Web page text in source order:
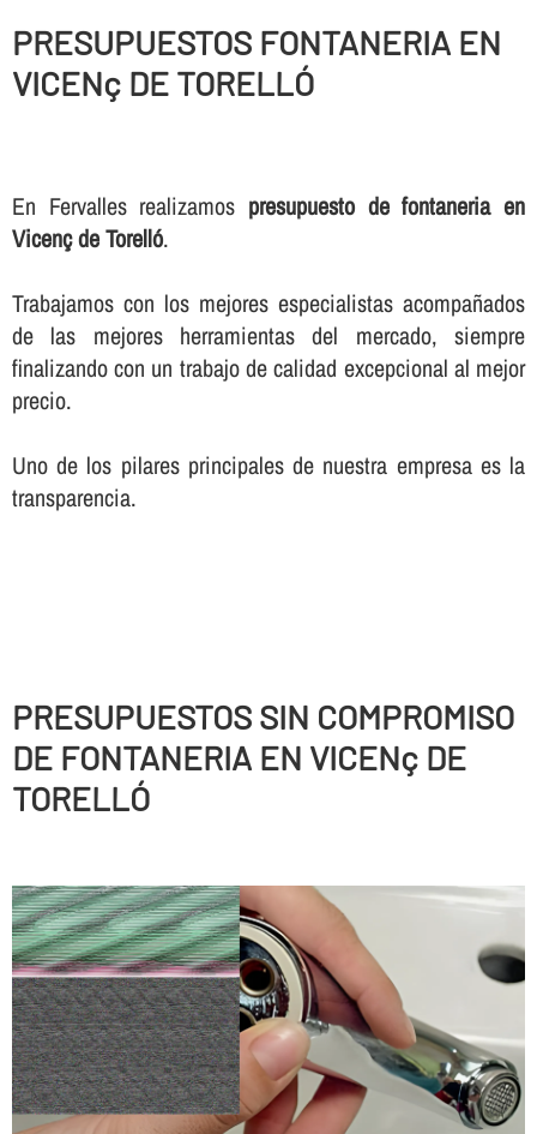
PRESUPUESTOS FONTANERIA EN
VICENç DE TORELLÓ
En Fervalles realizamos presupuesto de fontaneria en
Vicenç de Torelló.
Trabajamos con los mejores especialistas acompañados
de las mejores herramientas del mercado, siempre
finalizando con un trabajo de calidad excepcional al mejor
precio.
Uno de los pilares principales de nuestra empresa es la
transparencia.
PRESUPUESTOS SIN COMPROMISO
DE FONTANERIA EN VICENç DE
TORELLÓ